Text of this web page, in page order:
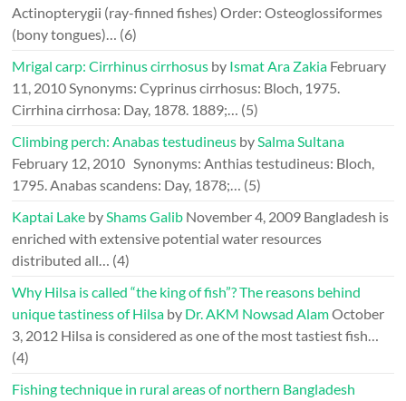
Actinopterygii (ray-finned fishes) Order: Osteoglossiformes
(bony tongues)… (6)
Mrigal carp: Cirrhinus cirrhosus by Ismat Ara Zakia February
11, 2010Synonyms: Cyprinus cirrhosus: Bloch, 1975.
Cirrhina cirrhosa: Day, 1878. 1889;… (5)
Climbing perch: Anabas testudineus bySalma Sultana
February 12, 2010 Synonyms: Anthias testudineus: Bloch,
1795. Anabas scandens: Day, 1878;… (5)
Kaptai Lake byShams Galib November 4, 2009 Bangladesh is
enriched with extensive potential water resources
distributed all… (4)
Why Hilsa is called “the king of fish”? The reasons behind
unique tastiness of Hilsa by Dr. AKM Nowsad AlamOctober
3, 2012 Hilsa is considered as one of the most tastiest fish…
(4)
Fishing technique in rural areas of northern Bangladesh